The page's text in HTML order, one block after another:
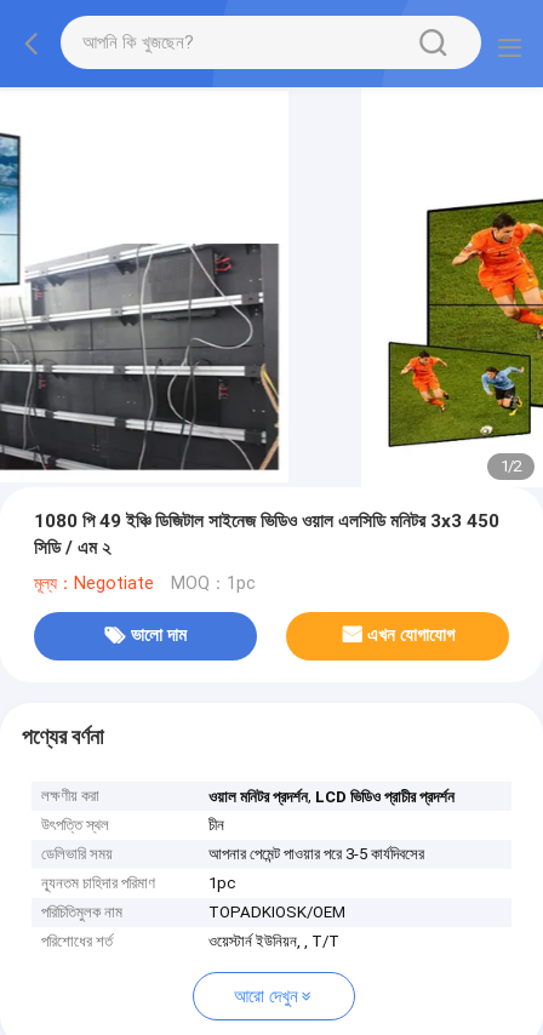
1/2
1080 পি 49 ইঞ্চি ডিজিটাল সাইনেজ ভিডিও ওয়াল এলসিডি মনিটর 3x3 450
সিডি / এম ২
মূল্য：Negotiate MOQ：1pc
ভালো দাম এখন যোগাযোগ
পণ্যের বর্ণনা
লক্ষণীয় করা ওয়াল মনিটর প্রদর্শন, LCD ভিডিও প্রাচীর প্রদর্শন
উৎপত্তি স্থল
চীন
ডেলিভারি সময়
আপনার পেমেন্ট পাওয়ার পরে 3-5 কার্যদিবসের
ন্যূনতম চাহিদার পরিমাণ
1pc
পরিচিতিমুলক নাম
TOPADKIOSK/OEM
পরিশোধের শর্ত
ওয়েস্টার্ন ইউনিয়ন, , T/T
আরো দেখুন